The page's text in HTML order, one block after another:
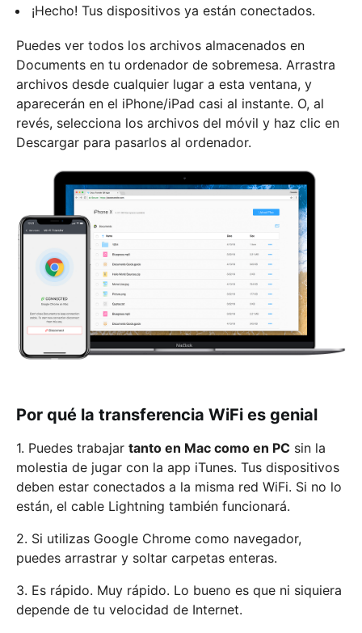
¡Hecho! Tus dispositivos ya están conectados.
Puedes ver todos los archivos almacenados en
Documents en tu ordenador de sobremesa. Arrastra
archivos desde cualquier lugar a esta ventana, y
aparecerán en el iPhone/iPad casi al instante. O, al
revés, selecciona los archivos del móvil y haz clic en
Descargar para pasarlos al ordenador.
Por qué la transferencia WiFi es genial
1. Puedes trabajar tanto en Mac como en PC sin la
molestia de jugar con la app iTunes. Tus dispositivos
deben estar conectados a la misma red WiFi. Si no lo
están, el cable Lightning también funcionará.
2. Si utilizas Google Chrome como navegador,
puedes arrastrar y soltar carpetas enteras.
3. Es rápido. Muy rápido. Lo bueno es que ni siquiera
depende de tu velocidad de Internet.